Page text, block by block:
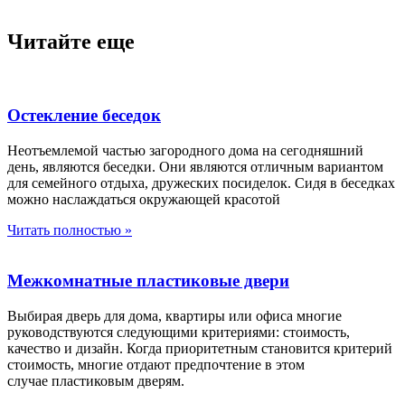
Читайте еще
Остекление беседок
Неотъемлемой частью загородного дома на сегодняшний
день, являются беседки. Они являются отличным вариантом
для семейного отдыха, дружеских посиделок. Сидя в беседках
можно наслаждаться окружающей красотой
Читать полностью »
Межкомнатные пластиковые двери
Выбирая дверь для дома, квартиры или офиса многие
руководствуются следующими критериями: стоимость,
качество и дизайн. Когда приоритетным становится критерий
стоимость, многие отдают предпочтение в этом
случае пластиковым дверям.